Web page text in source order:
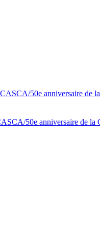
50e anniversaire de
50e anniversaire de la